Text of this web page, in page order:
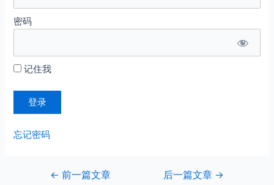
密码
记住我
忘记密码
← 前一篇文章 后一篇文章 →